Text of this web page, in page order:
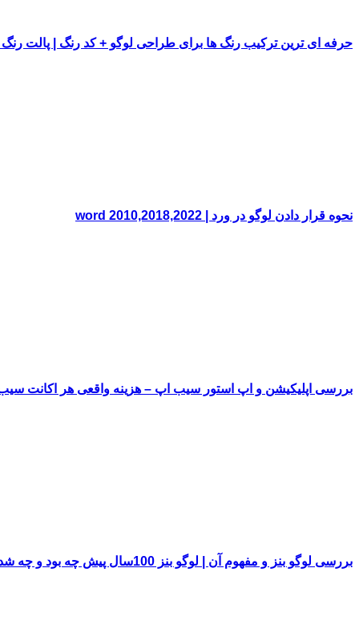
حرفه ای ترین ترکیب رنگ ها برای طراحی لوگو + کد رنگ | پالت
نحوه قرار دادن لوگو در ورد | word 2010,2018,2022
بررسی اپلیکیشن و اپ استور سیب اپ – هزینه واقعی هر اکانت
بررسی لوگو بنز و مفهوم آن | لوگو بنز 100سال پیش چه بود و چه شد!